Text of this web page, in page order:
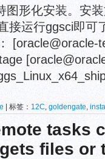
图形化安装。安
接运行ggsci即可
[oracle@oracle-
| 标签： 12C, goldengate,
tasks
files or